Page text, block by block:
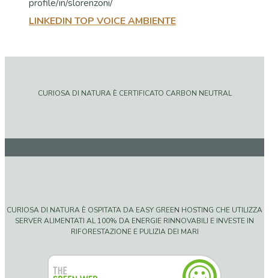
LINKEDIN TOP VOICE AMBIENTE
CURIOSA DI NATURA È CERTIFICATO CARBON NEUTRAL
CURIOSA DI NATURA È OSPITATA DA EASY GREEN HOSTING CHE UTILIZZA
SERVER ALIMENTATI AL 100% DA ENERGIE RINNOVABILI E INVESTE IN
RIFORESTAZIONE E PULIZIA DEI MARI